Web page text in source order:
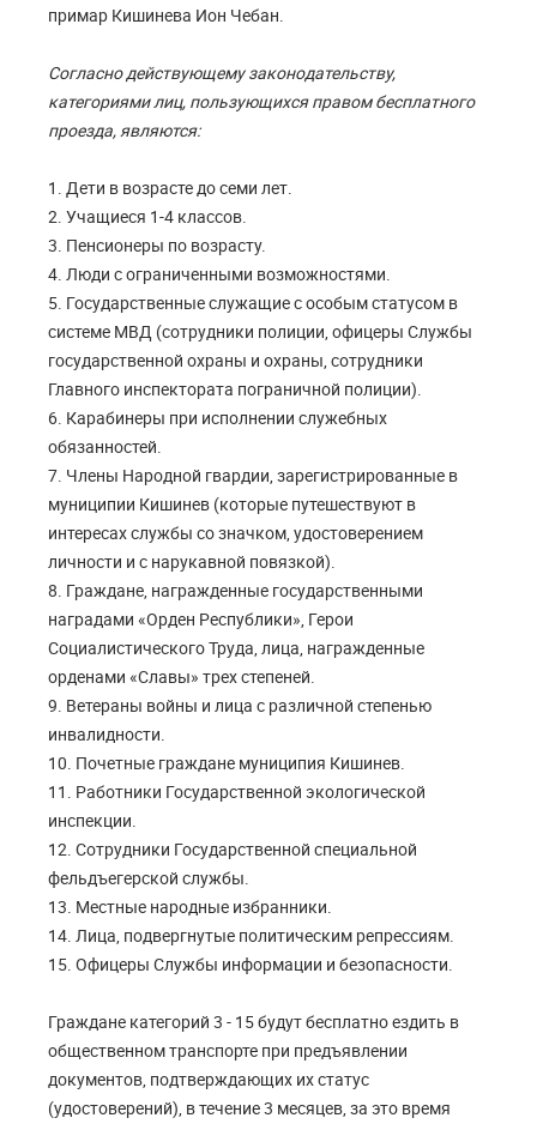
примар Кишинева Ион Чебан.
Согласно действующему законодательству,
категориями лиц, пользующихся правом бесплатного
проезда, являются:
1. Дети в возрасте до семи лет.
2. Учащиеся 1-4 классов.
3. Пенсионеры по возрасту.
4. Люди с ограниченными возможностями.
5. Государственные служащие с особым статусом в
системе МВД (сотрудники полиции, офицеры Службы
государственной охраны и охраны, сотрудники
Главного инспектората пограничной полиции).
6. Карабинеры при исполнении служебных
обязанностей.
7. Члены Народной гвардии, зарегистрированные в
муниципии Кишинев (которые путешествуют в
интересах службы со значком, удостоверением
личности и с нарукавной повязкой).
8. Граждане, награжденные государственными
наградами «Орден Республики», Герои
Социалистического Труда, лица, награжденные
орденами «Славы» трех степеней.
9. Ветераны войны и лица с различной степенью
инвалидности.
10. Почетные граждане муниципия Кишинев.
11. Работники Государственной экологической
инспекции.
12. Сотрудники Государственной специальной
фельдъегерской службы.
13. Местные народные избранники.
14. Лица, подвергнутые политическим репрессиям.
15. Офицеры Службы информации и безопасности.
Граждане категорий 3 - 15 будут бесплатно ездить в
общественном транспорте при предъявлении
документов, подтверждающих их статус
(удостоверений), в течение 3 месяцев, за это время